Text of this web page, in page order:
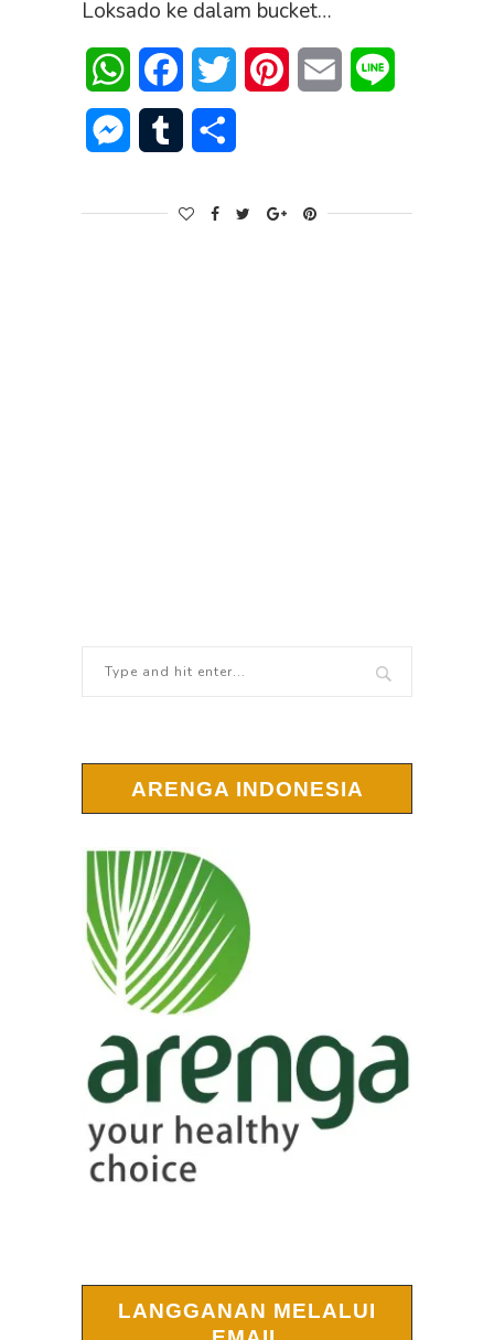
Loksado ke dalam bucket…
WhatsAppFacebookTwitter PinterestEmail
Messenger
Tumblr
ARENGA INDONESIA
LANGGANAN MELALUI